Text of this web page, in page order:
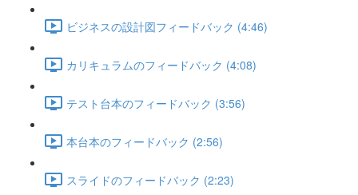
ビジネスの設計図フィードバック (4:46)
カリキュラムのフィードバック (4:08)
テスト台本のフィードバック (3:56)
本台本のフィードバック (2:56)
スライドのフィードバック (2:23)